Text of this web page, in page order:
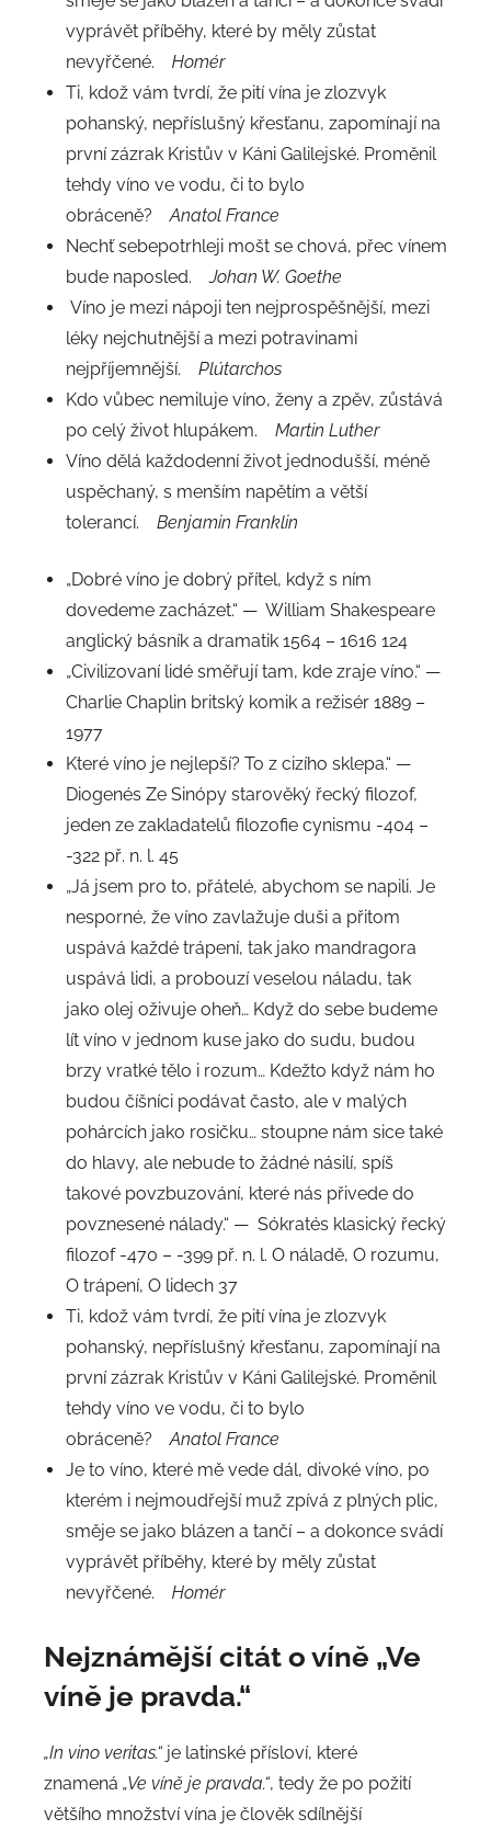
vyprávět příběhy, které by měly zůstat
nevyřčené. Homér
Ti, kdož vám tvrdí, že pití vína je zlozvyk
pohanský, nepříslušný křesťanu, zapomínají na
první zázrak Kristův v Káni Galilejské. Proměnil
tehdy víno ve vodu, či to bylo
obráceně?Anatol France
Nechť sebepotrhleji mošt se chová, přec vínem
bude naposled.Johan W. Goethe
Víno je mezi nápoji ten nejprospěšnější, mezi
léky nejchutnější a mezi potravinami
nejpříjemnější. Plútarchos
Kdo vůbec nemiluje víno, ženy a zpěv, zůstává
po celý život hlupákem. Martin Luther
Víno dělá každodenní život jednodušší, méně
uspěchaný, s menším napětím a větší
tolerancí. Benjamin Franklin
„Dobré víno je dobrý přítel, když s ním
dovedeme zacházet.“ — William Shakespeare
anglický básník a dramatik 1564 – 1616 124
„Civilizovaní lidé směřují tam, kde zraje víno.“ —
Charlie Chaplin britský komik a režisér 1889 –
1977
Které víno je nejlepší? To z cizího sklepa.“ —
Diogenés Ze Sinópy starověký řecký filozof,
jeden ze zakladatelů filozofie cynismu -404 –
-322 př. n. l. 45
„Já jsem pro to, přátelé, abychom se napili. Je
nesporné, že víno zavlažuje duši a přitom
uspává každé trápení, tak jako mandragora
uspává lidi, a probouzí veselou náladu, tak
jako olej oživuje oheň… Když do sebe budeme
lít víno v jednom kuse jako do sudu, budou
brzy vratké tělo i rozum… Kdežto když nám ho
budou číšníci podávat často, ale v malých
pohárcích jako rosičku… stoupne nám sice také
do hlavy, ale nebude to žádné násilí, spíš
takové povzbuzování, které nás přivede do
povznesené nálady.“ — Sókratés klasický řecký
filozof -470 – -399 př. n. l. O náladě, O rozumu,
O trápení, O lidech 37
Ti, kdož vám tvrdí, že pití vína je zlozvyk
pohanský, nepříslušný křesťanu, zapomínají na
první zázrak Kristův v Káni Galilejské. Proměnil
tehdy víno ve vodu, či to bylo
obráceně?Anatol France
Je to víno, které mě vede dál, divoké víno, po
kterém i nejmoudřejší muž zpívá z plných plic,
směje se jako blázen a tančí – a dokonce svádí
vyprávět příběhy, které by měly zůstat
nevyřčené. Homér
Nejznámější citát o víně „Ve
víně je pravda.“
„In vino veritas.“ je latinské přísloví, které
znamená „Ve víně je pravda.“, tedy že po požití
většího množství vína je člověk sdílnější